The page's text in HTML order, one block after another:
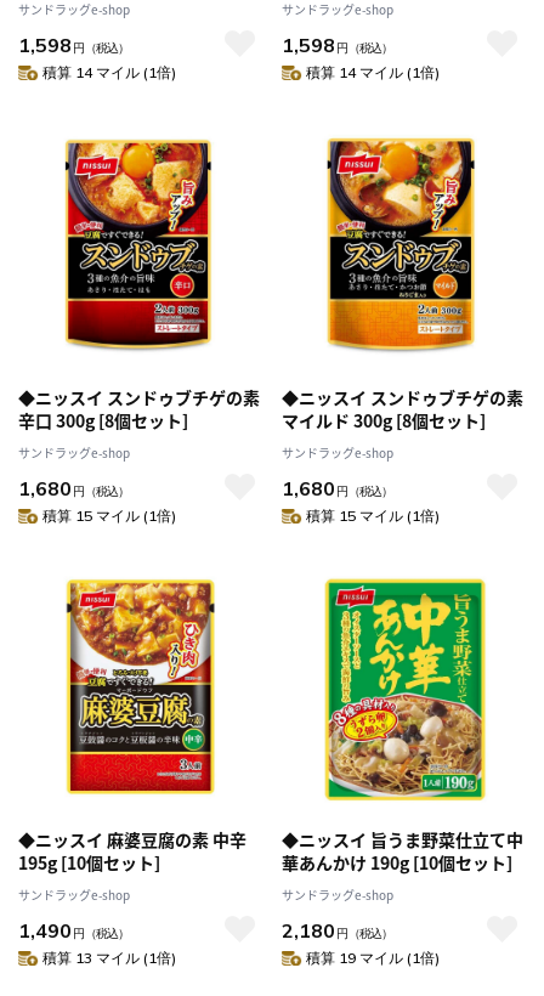
サンドラッグe-shop
1,598 円 （税込）
積算 14 マイル (1倍)
サンドラッグe-shop
1,598 円 （税込）
積算 14 マイル (1倍)
◆ニッスイ スンドゥブチゲの素
辛口 300g [8個セット]
サンドラッグe-shop
1,680 円 （税込）
積算 15 マイル (1倍)
◆ニッスイ スンドゥブチゲの素
マイルド 300g [8個セット]
サンドラッグe-shop
1,680 円 （税込）
積算 15 マイル (1倍)
◆ニッスイ 麻婆豆腐の素 中辛
195g [10個セット]
サンドラッグe-shop
1,490 円 （税込）
積算 13 マイル (1倍)
◆ニッスイ 旨うま野菜仕立て中
華あんかけ 190g [10個セット]
サンドラッグe-shop
2,180 円 （税込）
積算 19 マイル (1倍)